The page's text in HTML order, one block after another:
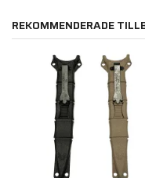
REKOMMENDERADE